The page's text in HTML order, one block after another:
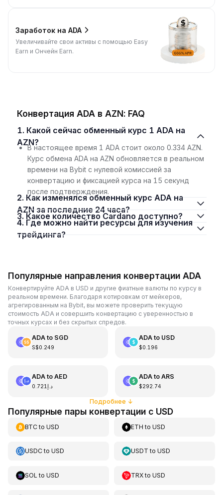
Заработок на ADA
Увеличивайте свои активы с помощью Easy
Earn и Ончейн Earn.
Конвертация ADA в AZN: FAQ
1. Какой сейчас обменный курс 1 ADA на
AZN?
В настоящее время 1 ADA стоит около 0.334 AZN.
Курс обмена ADA на AZN обновляется в реальном
времени на Bybit с нулевой комиссией за
конвертацию и фиксацией курса на 15 секунд
после подтверждения.
2. Как изменялся обменный курс ADA на
AZN за последние 24 часа?
3. Какое количество Cardano доступно?
4. Где можно найти ресурсы для изучения
трейдинга?
Популярные направления конвертации ADA
Конвертируйте ADA в USD и другие фиатные валюты по курсу в
реальном времени. Благодаря котировкам от мейкеров,
агрегированным на Bybit, вы можете проверить текущую
стоимость ADA и совершить конвертацию с уверенностью в
точных курсах и без скрытых спредов.
ADAto SGD
S$0.249
ADAto USD
$0.196
ADAto AED
د.إ0.721
ADAto ARS
$292.74
Подробнее ↓
Популярные пары конвертации с USD
BTCto USD ETH toUSD
USDCto USD USDT toUSD
SOL to USD TRXtoUSD